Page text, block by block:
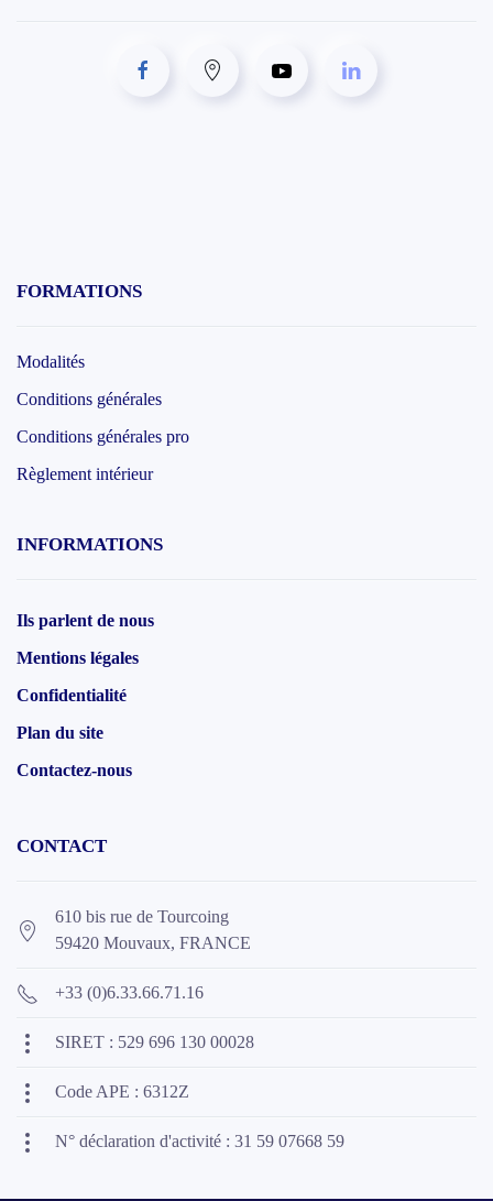
FORMATIONS
Modalités
Conditions générales
Conditions générales pro
Règlement intérieur
INFORMATIONS
Ils parlent de nous
Mentions légales
Confidentialité
Plan du site
Contactez-nous
CONTACT
610 bis rue de Tourcoing
59420 Mouvaux, FRANCE
+33 (0)6.33.66.71.16
SIRET : 529 696 130 00028
Code APE : 6312Z
N° déclaration d'activité : 31 59 07668 59